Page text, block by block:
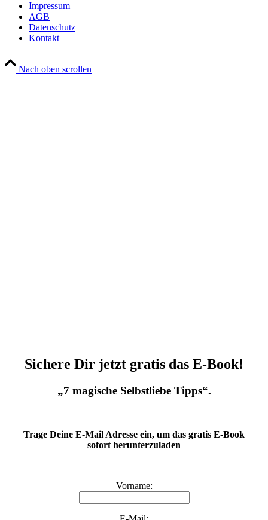
Impressum
AGB
Datenschutz
Kontakt
Nach oben scrollen
Sichere Dir jetzt gratis das E-Book!
„7 magische Selbstliebe Tipps“.
Trage Deine E-Mail Adresse ein, um das gratis E-Book
sofort herunterzuladen
Vorname: